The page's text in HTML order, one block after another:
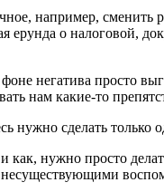
например,
ерунда о налоговой,
негатива просто
нам какие-то
нужно сделать
как, нужно просто
несуществующими